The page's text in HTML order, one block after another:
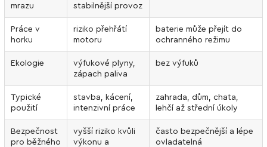
mrazu
stabilnější provoz
Práce v
horku
riziko přehřátí
motoru
baterie může přejít do
ochranného režimu
Ekologie
výfukové plyny,
zápach paliva
bez výfuků
Typické
použití
stavba, kácení,
intenzivní práce
zahrada, dům, chata,
lehčí až střední úkoly
Bezpečnost
pro běžného
vyšší riziko kvůli
výkonu a
často bezpečnější a lépe
ovladatelná